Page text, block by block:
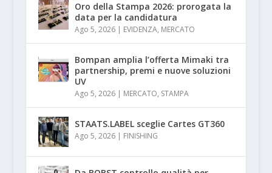
Oro della Stampa 2026: prorogata la
data per la candidatura
Ago 5, 2026| EVIDENZA, MERCATO
Bompan amplia l’offerta Mimaki tra
partnership, premi e nuove soluzioni
UV
Ago 5, 2026| MERCATO, STAMPA
STAATS.LABEL sceglie Cartes GT360
Ago 5, 2026| FINISHING